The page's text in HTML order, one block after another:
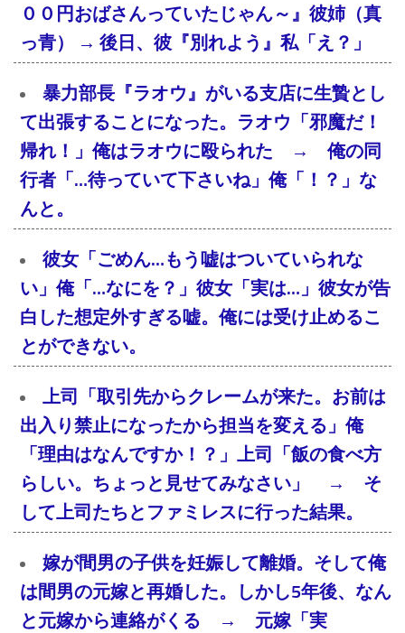
００円おばさんっていたじゃん～』彼姉（真
っ青） → 後日、彼『別れよう』私「え？」
暴力部長『ラオウ』がいる支店に生贄とし
て出張することになった。ラオウ「邪魔だ！
帰れ！」俺はラオウに殴られた → 俺の同
行者「…待っていて下さいね」俺「！？」な
んと。
彼女「ごめん…もう嘘はついていられな
い」俺「…なにを？」彼女「実は…」彼女が告
白した想定外すぎる嘘。俺には受け止めるこ
とができない。
上司「取引先からクレームが来た。お前は
出入り禁止になったから担当を変える」俺
「理由はなんですか！？」上司「飯の食べ方
らしい。ちょっと見せてみなさい」 → そ
して上司たちとファミレスに行った結果。
嫁が間男の子供を妊娠して離婚。そして俺
は間男の元嫁と再婚した。しかし5年後、なん
と元嫁から連絡がくる → 元嫁「実